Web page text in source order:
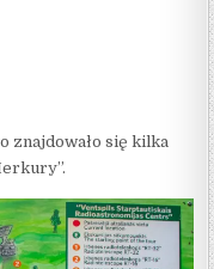
znajdowało się kilka